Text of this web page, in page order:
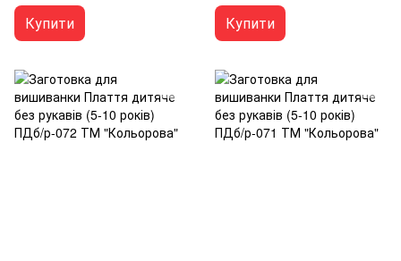
Купити Купити